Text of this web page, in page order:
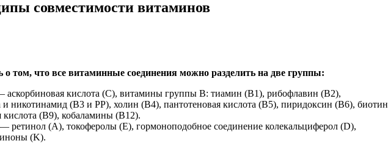
совместимости витаминов
о том, что все витаминные соединения можно разделить на две группы:
аскорбиновая кислота (С), витамины группы В: тиамин (В1), рибофлавин (В2),
и никотинамид (В3 и РР), холин (В4), пантотеновая кислота (В5), пиридоксин (В6), биотин
(В9), кобаламины (В12).
— ретинол (А), токоферолы (Е), гормоноподобное соединение колекальциферол (D),
(K).